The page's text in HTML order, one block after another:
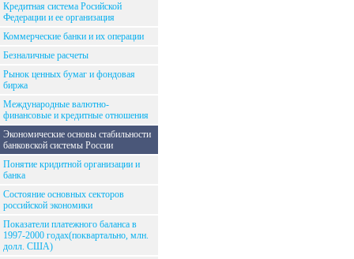
Кредитная система Росийской
Федерации и ее организация
Коммерческие банки и их операции
Безналичные расчеты
Рынок ценных бумаг и фондовая
биржа
Международные валютно-
финансовые и кредитные отношения
Экономические основы стабильности
банковской системы России
Понятие кридитной организации и
банка
Состояние основных секторов
российской экономики
Показатели платежного баланса в
1997-2000 годах(поквартально, млн.
долл. США)